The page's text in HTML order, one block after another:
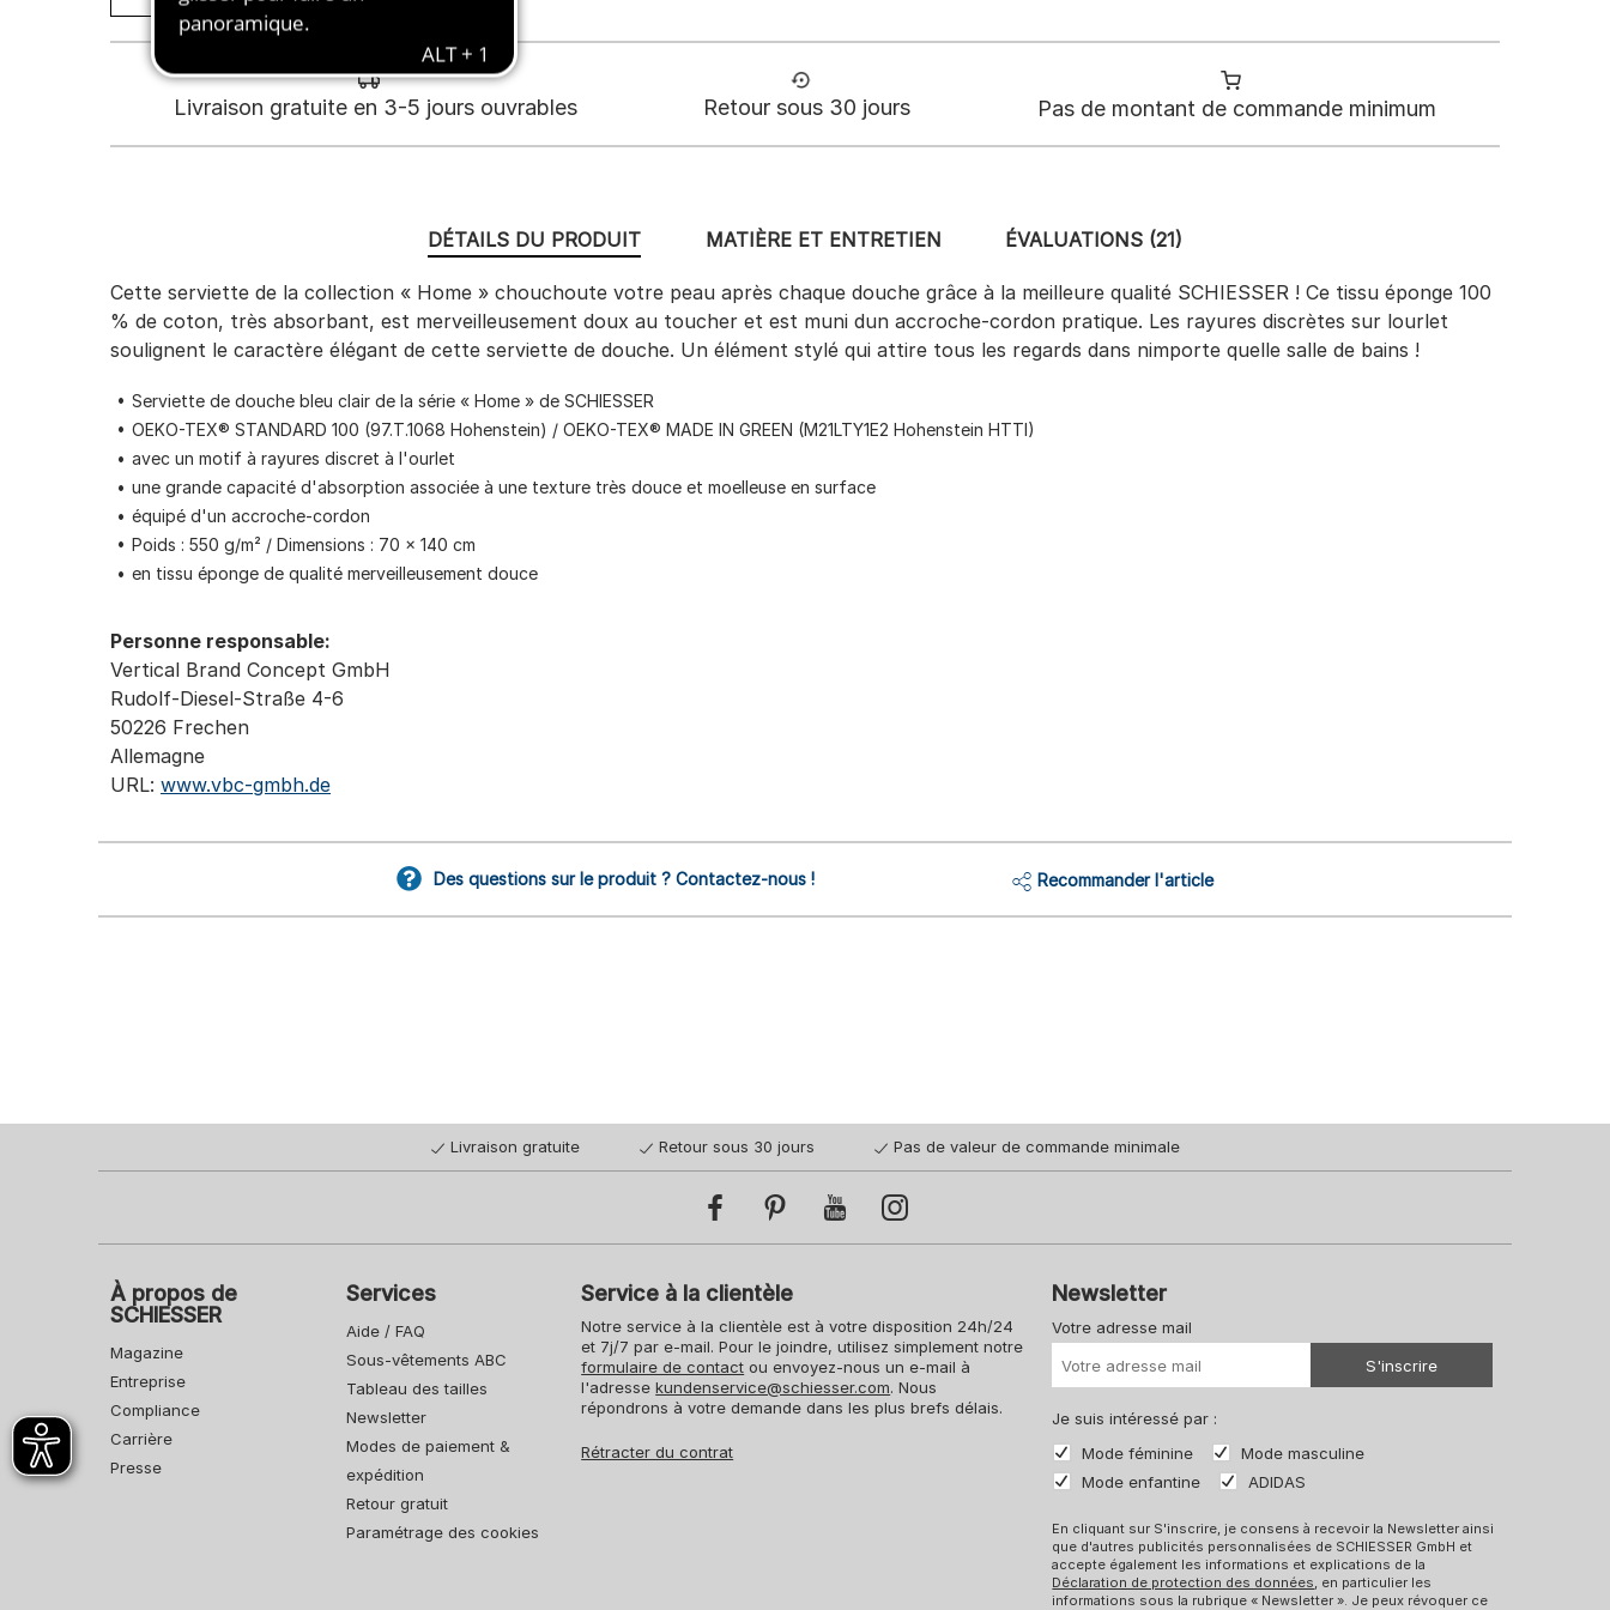
Livraison gratuite en 3-5 jours ouvrables Retour sous 30 jours Pas de montant de commande minimum
DÉTAILS DU PRODUIT
Cette serviette de la collection « Home » chouchoute votre peau après chaque douche grâce à la meilleure qualité SCHIESSER ! Ce tissu éponge 100
% de coton, très absorbant, est merveilleusement doux au toucher et est muni dun accroche-cordon pratique. Les rayures discrètes sur lourlet
soulignent le caractère élégant de cette serviette de douche. Un élément stylé qui attire tous les regards dans nimporte quelle salle de bains !
Serviette de douche bleu clair de la série « Home » de SCHIESSER
OEKO-TEX® STANDARD 100 (97.T.1068 Hohenstein) / OEKO-TEX® MADE IN GREEN (M21LTY1E2 Hohenstein HTTI)
avec un motif à rayures discret à l'ourlet
une grande capacité d'absorption associée à une texture très douce et moelleuse en surface
équipé d'un accroche-cordon
Poids : 550 g/m² / Dimensions : 70 × 140 cm
en tissu éponge de qualité merveilleusement douce
Personne responsable:
Vertical Brand Concept GmbH
Rudolf-Diesel-Straße 4-6
50226 Frechen
Allemagne
URL: www.vbc-gmbh.de
MATIÈRE ET ENTRETIEN ÉVALUATIONS (21)
Des questions sur le produit ? Contactez-nous ! Recommander l'article
Livraison gratuite Retour sous 30 jours Pas de valeur de commande minimale
À propos de
SCHIESSER
Magazine
Entreprise
Compliance
Carrière
Presse
Services
Aide / FAQ
Sous-vêtements ABC
Tableau des tailles
Newsletter
Modes de paiement &
expédition
Retour gratuit
Paramétrage des cookies
Service à la clientèle
Notre service à la clientèle est à votre disposition 24h/24
et 7j/7 par e-mail. Pour le joindre, utilisez simplement notre
formulaire de contact ou envoyez-nous un e-mail à
l'adressekundenservice@schiesser.com. Nous
répondrons à votre demande dans les plus brefs délais.
Rétracter du contrat
Newsletter
Votre adresse mail
S'inscrire
Je suis intéressé par :
Mode féminine
Mode masculine
Mode enfantine
ADIDAS
En cliquant sur S'inscrire, je consens à recevoir la Newsletter ainsi
que d'autres publicités personnalisées de SCHIESSER GmbH et
accepte également les informations et explications de la
Déclaration de protection des données, en particulier les
informations sous la rubrique « Newsletter ». Je peux révoquer ce